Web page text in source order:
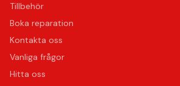
Tillbehör
Boka reparation
Kontakta oss
Vanliga frågor
Hitta oss